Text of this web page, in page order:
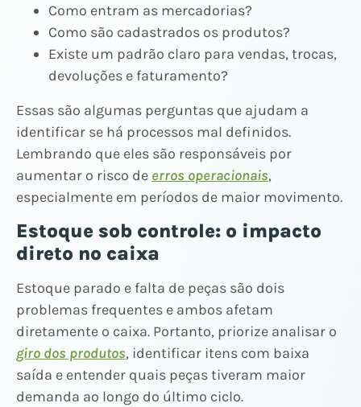
Como entram as mercadorias?
Como são cadastrados os produtos?
Existe um padrão claro para vendas, trocas,
devoluções e faturamento?
Essas são algumas perguntas que ajudam a
identificar se há processos mal definidos.
Lembrando que eles são responsáveis por
aumentar o risco de erros operacionais,
especialmente em períodos de maior movimento.
Estoque sob controle: o impacto
direto no caixa
Estoque parado e falta de peças são dois
problemas frequentes e ambos afetam
diretamente o caixa. Portanto, priorize analisar o
giro dos produtos, identificar itens com baixa
saída e entender quais peças tiveram maior
demanda ao longo do último ciclo.